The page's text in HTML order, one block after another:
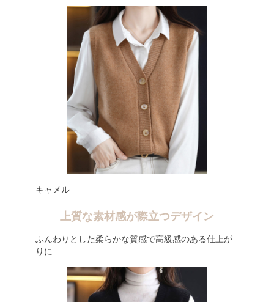
キャメル
上質な素材感が際立つデザイン
ふんわりとした柔らかな質感で高級感のある仕上が
りに